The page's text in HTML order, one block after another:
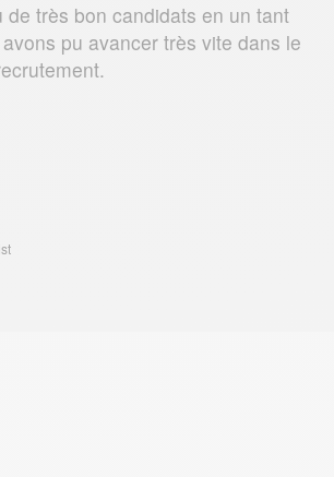
de très bon candidats en un tant
pu avancer très vite dans le